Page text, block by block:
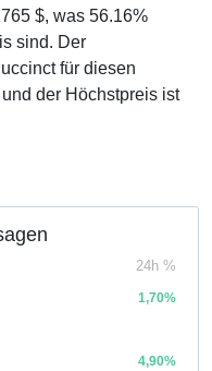
$, was 56.16%
sind. Der
für diesen
der Höchstpreis ist
24h %
1,70%
4,90%